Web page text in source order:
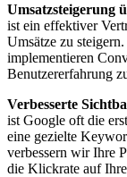
Umsatzsteigerung
ist ein effektiver
Umsätze zu
implementieren
Benutzererfahrung
Verbesserte
ist Google oft die
eine gezielte
verbessern wir Ihre
die Klickrate auf